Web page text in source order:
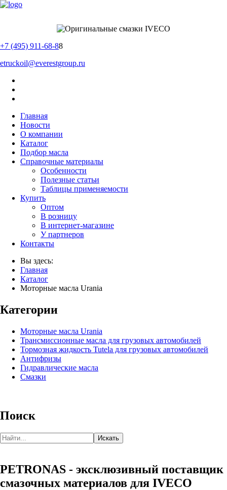
+7 (495) 911-68-88
etruckoil@everestgroup.ru
Главная
Новости
О компании
Каталог
Подбор масла
Справочные материалы
Особенности
Полезные статьи
Таблицы применяемости
Купить
Оптом
В розницу
В интернет-магазине
У партнеров
Контакты
Вы здесь:
Главная
Каталог
Моторные масла Urania
Категории
Моторные масла Urania
Трансмиссионные масла для грузовых автомобилей
Тормозная жидкость Tutela для грузовых автомобилей
Антифризы
Гидравлические масла
Смазки
Поиск
PETRONAS - эксклюзивный поставщик
смазочных материалов для IVECO